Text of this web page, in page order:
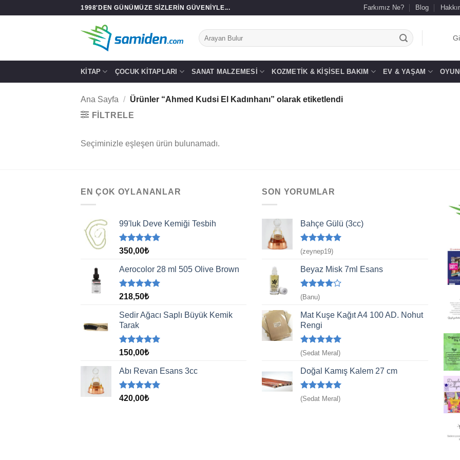
1998'DEN GÜNÜMÜZE SIZLERIN GÜVENIYLE... Farkımız Ne? Blog
Ara:
KITAP ÇOCUK KITAPLARI SANAT MALZEMESI KOZMETIK & KIŞISEL BAKIM EV & YAŞAM
Ana Sayfa /
Ürünler “Ahmed Kudsi El Kadınhanı” olarak etiketlendi
FILTRELE
Seçiminizle eşleşen ürün bulunamadı.
EN ÇOK OYLANANLAR
99'luk Deve Kemiği Tesbih
5 üzerinden
oy
aldı
350,00₺
Aerocolor 28 ml 505 Olive Brown
5 üzerinden
oy
aldı
218,50₺
Sedir Ağacı Saplı Büyük Kemik
Tarak
5 üzerinden
oy
aldı
150,00₺
Abı Revan Esans 3cc
5 üzerinden
oy
420,00₺
SON YORUMLAR
Bahçe Gülü (3cc)
5 üzerinden
5
oy aldı
(zeynep19)
Beyaz Misk 7ml Esans
5
üzerinden
4 oy aldı
(Banu)
Mat Kuşe Kağıt A4 100 AD. Nohut
Rengi
5 üzerinden
5
(Sedat Meral)
Doğal Kamış Kalem 27 cm
5 üzerinden
5
(Sedat Meral)